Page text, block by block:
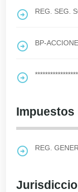
REG. SEG.
BP-
REG.